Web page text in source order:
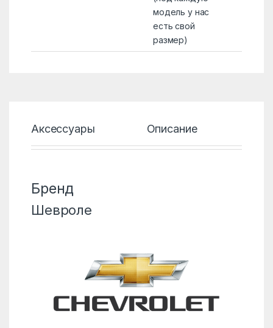
модель у нас
есть свой
размер)
Аксессуары Описание
Бренд
Шевроле